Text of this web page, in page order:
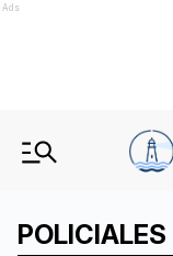
Ads
POLICIALES